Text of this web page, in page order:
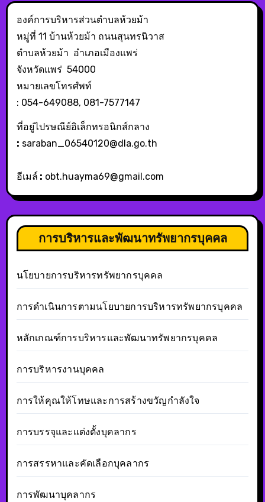
องค์การบริหารส่วนตำบลห้วยม้า
หมู่ที่ 11 บ้านห้วยม้า ถนนสุนทรนิวาส
ตำบลห้วยม้า อำเภอเมืองแพร่
จังหวัดแพร่ 54000
หมายเลขโทรศํพท์
: 054-649088, 081-7577147
ที่อยู่ไปรษณีย์อิเล็กทรอนิกส์กลาง
: saraban_06540120@dla.go.th
อีเมล์ : obt.huayma69@gmail.com
การบริหารและพัฒนาทรัพยากรบุคคล
นโยบายการบริหารทรัพยากรบุคคล
การดำเนินการตามนโยบายการบริหารทรัพยากรบุคคล
หลักเกณฑ์การบริหารและพัฒนาทรัพยากรบุคคล
การบริหารงานบุคคล
การให้คุณให้โทษและการสร้างขวัญกำลังใจ
การบรรจุและแต่งตั้งบุคลากร
การสรรหาและคัดเลือกบุคลากร
การพัฒนาบุคลากร